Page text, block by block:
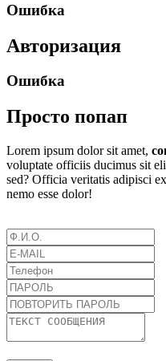
Ошибка
Авторизация
Ошибка
Просто попап
Lorem ipsum dolor sit amet,
voluptate officiis ducimus sit
sed? Officia veritatis adipisci
nemo esse dolor!